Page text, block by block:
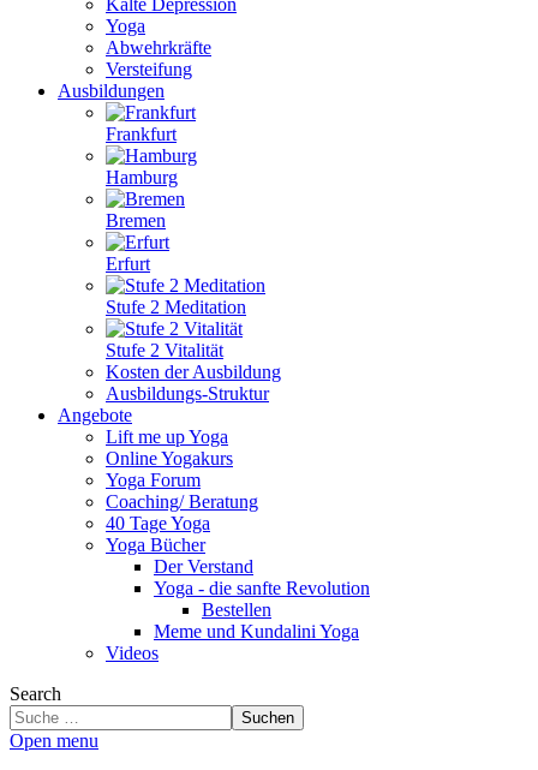
Kalte Depression
Yoga
Abwehrkräfte
Versteifung
Ausbildungen
Frankfurt
Hamburg
Bremen
Erfurt
Stufe 2 Meditation
Stufe 2 Vitalität
Kosten der Ausbildung
Ausbildungs-Struktur
Angebote
Lift me up Yoga
Online Yogakurs
Yoga Forum
Coaching/ Beratung
40 Tage Yoga
Yoga Bücher
Der Verstand
Yoga - die sanfte Revolution
Bestellen
Meme und Kundalini Yoga
Videos
Search
Suchen
Open menu